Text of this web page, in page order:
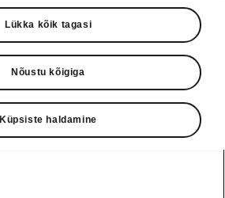
Lükka kõik tagasi
Nõustu kõigiga
Küpsiste haldamine